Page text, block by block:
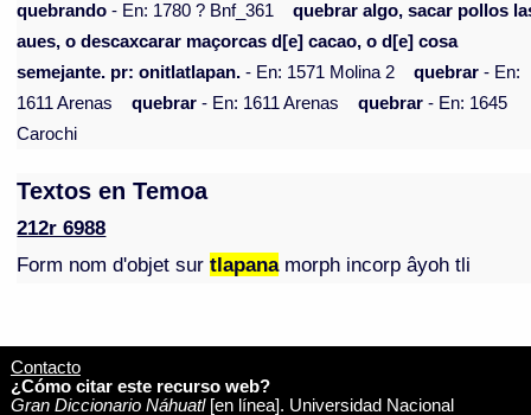
quebrando - En: 1780 ? Bnf_361
quebrar algo, sacar pollos
aues, o descaxcarar maçorcas d[e] cacao, o d[e] cosa
semejante. pr: onitlatlapan. - En: 1571 Molina 2 quebrar - En:
1611 Arenas
quebrar - En: 1611 Arenas quebrar - En: 1645
Carochi
Textos en Temoa
212r 6988
Form nom d'objet surtlapanamorph incorp âyoh tli
Contacto
¿Cómo citar este recurso web?
Gran Diccionario Náhuatl[en línea]. Universidad Nacional